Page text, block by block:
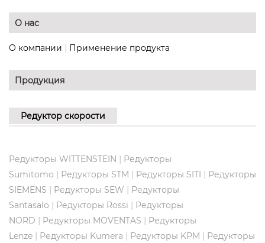
О нас
О компании | Применение продукта
Продукция
Редуктор скорости
Редукторы WITTENSTEIN | Редукторы
Sumitomo | Редукторы STM | Редукторы SITI | Редукторы
SIEMENS | Редукторы SEW | Редукторы
Santasalo | Редукторы Rossi | Редукторы
NORD | Редукторы MOVENTAS | Редукторы
Lenze | Редукторы Kumera | Редукторы KPM | Редукторы